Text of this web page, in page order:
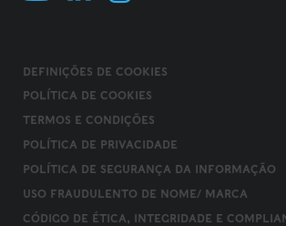
DEFINIÇÕES DE COOKIES
POLÍTICA DE COOKIES
TERMOS E CONDIÇÕES
POLÍTICA DE PRIVACIDADE
POLÍTICA DE SEGURANÇA DA INFORMAÇÃO
USO FRAUDULENTO DE NOME/ MARCA
CÓDIGO DE ÉTICA, INTEGRIDADE E